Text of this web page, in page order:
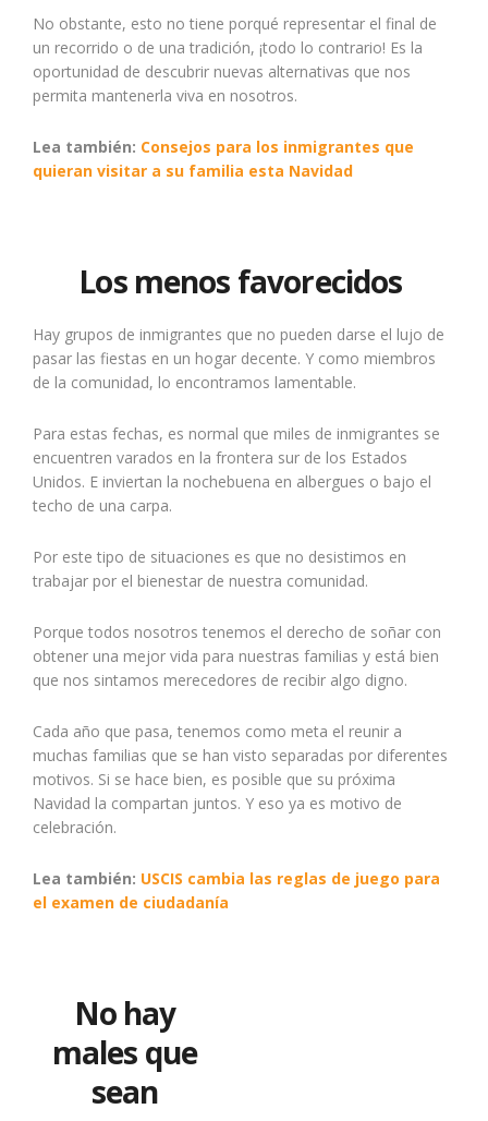
No obstante, esto no tiene porqué representar el final de
un recorrido o de una tradición, ¡todo lo contrario! Es la
oportunidad de descubrir nuevas alternativas que nos
permita mantenerla viva en nosotros.
Lea también: Consejos para los inmigrantes que
quieran visitar a su familia esta Navidad
Los menos favorecidos
Hay grupos de inmigrantes que no pueden darse el lujo de
pasar las fiestas en un hogar decente. Y como miembros
de la comunidad, lo encontramos lamentable.
Para estas fechas, es normal que miles de inmigrantes se
encuentren varados en la frontera sur de los Estados
Unidos. E inviertan la nochebuena en albergues o bajo el
techo de una carpa.
Por este tipo de situaciones es que no desistimos en
trabajar por el bienestar de nuestra comunidad.
Porque todos nosotros tenemos el derecho de soñar con
obtener una mejor vida para nuestras familias y está bien
que nos sintamos merecedores de recibir algo digno.
Cada año que pasa, tenemos como meta el reunir a
muchas familias que se han visto separadas por diferentes
motivos. Si se hace bien, es posible que su próxima
Navidad la compartan juntos. Y eso ya es motivo de
celebración.
Lea también: USCIS cambia las reglas de juego para
el examen de ciudadanía
No hay
males que
sean